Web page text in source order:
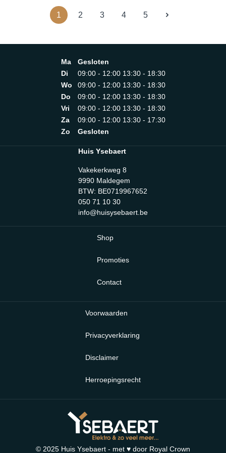
1 2 3 4 5
Ma
Gesloten
Di
09:00 - 12:00 13:30 - 18:30
Wo
09:00 - 12:00 13:30 - 18:30
Do
09:00 - 12:00 13:30 - 18:30
Vri
09:00 - 12:00 13:30 - 18:30
Za
09:00 - 12:00 13:30 - 17:30
Zo
Gesloten
Huis Ysebaert
Vakekerkweg 8
9990 Maldegem
BTW: BE0719967652
050 71 10 30
info@huisysebaert.be
Shop
Promoties
Contact
Voorwaarden
Privacyverklaring
Disclaimer
Herroepingsrecht
© 2025 Huis Ysebaert - met ♥ door Royal Crown